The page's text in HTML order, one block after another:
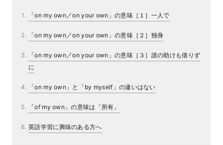
「on my own／on your own」の意味［１］一人で
「on my own／on your own」の意味［２］独身
「on my own／on your own」の意味［３］誰の助けも借りず
に
「on my own」と「by myself」の違いはない
「of my own」の意味は「所有」
英語学習に興味のある方へ